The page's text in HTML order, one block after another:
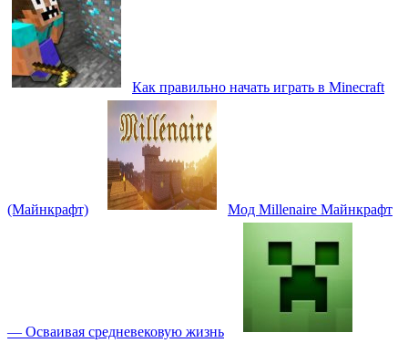
Как правильно начать играть в Minecraft
(Майнкрафт) Мод Millenaire Майнкрафт
— Осваивая средневековую жизнь